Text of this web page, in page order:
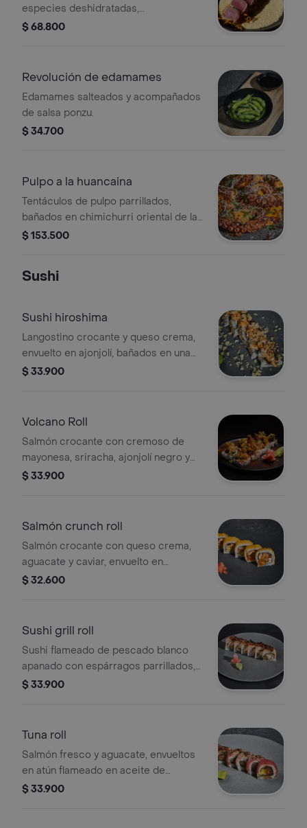
especies deshidratadas,
acompañado de quínoa cremosa,
$ 68.800
Revolución de edamames
Edamames salteados y acompañados
de salsa ponzu.
$ 34.700
Pulpo a la huancaina
Tentáculos de pulpo parrillados,
bañados en chimichurri oriental de la
casa, sobre salsa huancaína, papas en
$ 153.500
Sushi
Sushi hiroshima
Langostino crocante y queso crema,
envuelto en ajonjolí, bañados en una
salsa cremosa de kani, caviar y
$ 33.900
Volcano Roll
Salmón crocante con cremoso de
mayonesa, sriracha, ajonjolí negro y
cebollin.
$ 33.900
Salmón crunch roll
Salmón crocante con queso crema,
aguacate y caviar, envuelto en
tamago. Tamaño a elección.
$ 32.600
Sushi grill roll
Sushi flameado de pescado blanco
apanado con espárragos parrillados,
queso crema, envueltos en salmón
$ 33.900
Tuna roll
Salmón fresco y aguacate, envueltos
en atún flameado en aceite de
sésamo y hondashi. Tamaño a
$ 33.900